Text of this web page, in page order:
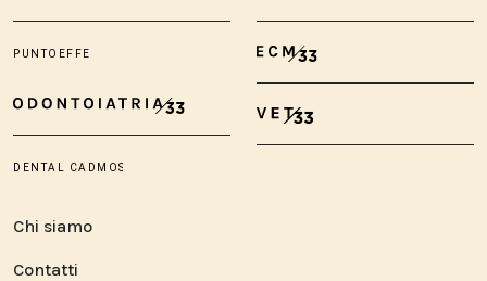
Chi siamo
Contatti